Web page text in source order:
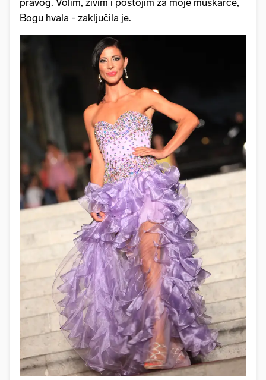
pravog. Volim, živim i postojim za moje muškarce,
Bogu hvala - zaključila je.